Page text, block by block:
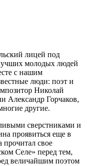
лицей под
молодых людей
с нашим
люди: поэт и
Николай
Александр Горчаков,
другие.
сверстниками и
проявиться еще в
прочитал свое
Селе» перед тем,
величайшим поэтом